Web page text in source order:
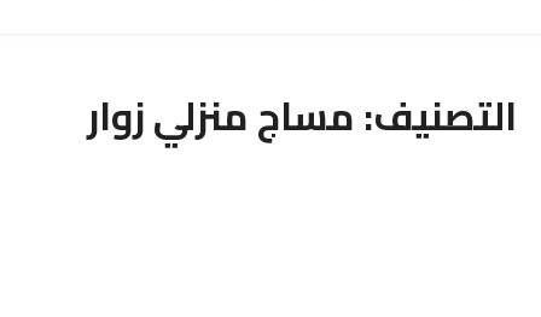
التصنيف:مساج منزلي زوار